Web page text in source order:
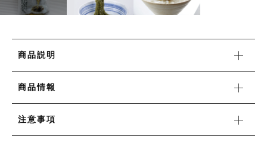
商品説明
商品情報
注意事項
セール
当社について
ブログ
在庫あり セール
並び順